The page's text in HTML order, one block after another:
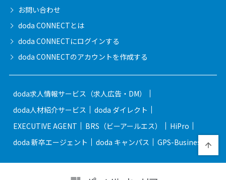
お問い合わせ
doda CONNECTとは
doda CONNECTにログインする
doda CONNECTのアカウントを作成する
doda求人情報サービス（求人広告・DM）
doda人材紹介サービス
doda ダイレクト
EXECUTIVE AGENT
BRS（ビーアールエス）
HiPro
doda 新卒エージェント
doda キャンパス GPS-Business